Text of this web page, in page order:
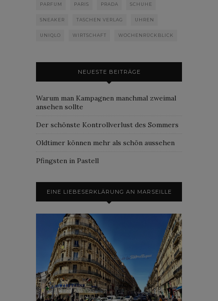
PARFUM PARIS PRADA SCHUHE
SNEAKER TASCHEN VERLAG UHREN
UNIQLO WIRTSCHAFT WOCHENRÜCKBLICK
NEUESTE BEITRÄGE
Warum man Kampagnen manchmal zweimal
ansehen sollte
Der schönste Kontrollverlust des Sommers
Oldtimer können mehr als schön aussehen
Pfingsten in Pastell
EINE LIEBESERKLÄRUNG AN MARSEILLE